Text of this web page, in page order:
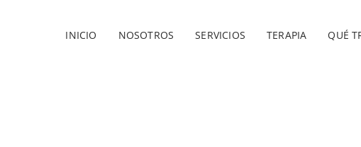
INICIO NOSOTROS SERVICIOS TERAPIA QUÉ